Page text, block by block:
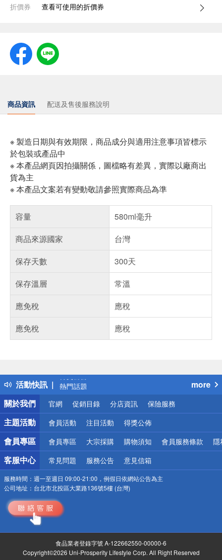
折價券 查看可使用的折價券
商品資訊 配送及售後服務說明
※ 製造日期與有效期限，商品成分與適用注意事項皆標示
於包裝或產品中
※ 本產品網頁因拍攝關係，圖檔略有差異，實際以廠商出
貨為主
※ 本產品文案若有變動敬請參照實際商品為準
容量
580ml毫升
商品來源國家
台灣
保存天數
300天
保存溫層
常溫
應免稅
應稅
應免稅
應稅
活動快訊
得獎公告
熱門話題
銀行優惠
偏遠地區配送
詐騙網頁！請小心！
more
關於我們
官網 促銷目錄 分店資訊 保險服務
主題活動 會員活動 注目活動 得獎公佈
會員專區 會員專區 大宗採購 購物須知 會員服務條款 隱
客服中心 常見問題 服務公告 意見信箱
服務時間： 週一至週日 09:00-21:00，例假日依網站公告為主
公司地址： 台北市北投區大業路136號5樓 (台灣)
食品業者登錄字號 A-122662550-00000-6
Copyright©2026 Uni-Prosperity Lifestyle Corp. All Right Reserved